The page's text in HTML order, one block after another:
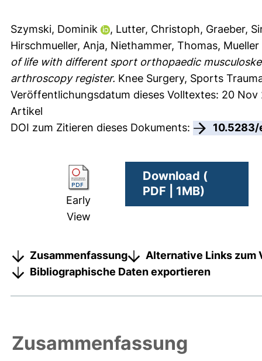
Szymski, Dominik , Lutter, Christoph, Graeber,
Hirschmueller, Anja, Niethammer, Thomas,
of life with different sport orthopaedic
arthroscopy register. Knee Surgery, Sports
Veröffentlichungsdatum dieses Volltextes: 20 Nov
Artikel
DOI zum Zitieren dieses Dokuments:
10.5283/
Early
View
Download (
PDF | 1MB)
Zusammenfassung
Alternative Links zum
Bibliographische Daten exportieren
Zusammenfassung